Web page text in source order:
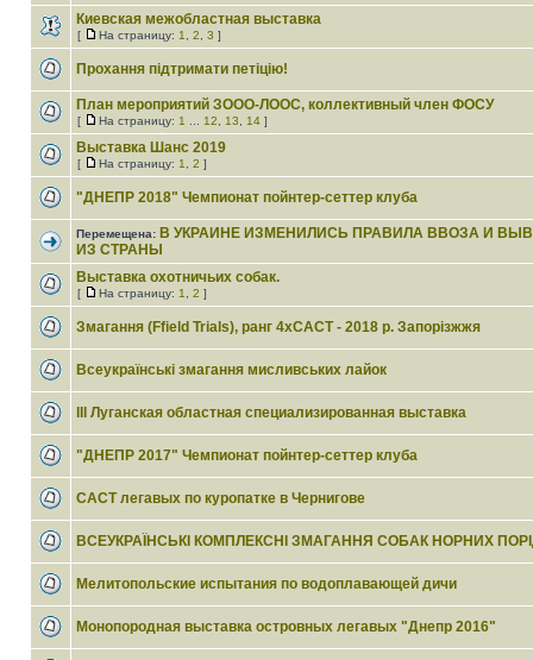
Киевская межобластная выставка
[ На страницу: 1 2 3 ]
Прохання підтримати петіцію!
План мероприятий ЗООО-ЛООС, коллективный член ФОСУ
[ На страницу: 1 12 13 14 ]
Выставка Шанс 2019
[ На страницу: 1 2 ]
"ДНЕПР 2018" Чемпионат пойнтер-сеттер клуба
Перемещена: В УКРАИНЕ ИЗМЕНИЛИСЬ ПРАВИЛА ВВОЗА И
ИЗ СТРАНЫ
Выставка охотничьих собак.
[ На страницу: 1 2 ]
Змагання (Ffield Trials), ранг 4хCACT - 2018 р. Запорізжжя
Всеукраїнські змагання мисливських лайок
lll Луганская областная специализированная выставка
"ДНЕПР 2017" Чемпионат пойнтер-сеттер клуба
САСТ легавых по куропатке в Чернигове
ВСЕУКРАЇНСЬКІ КОМПЛЕКСНІ ЗМАГАННЯ СОБАК НОРНИХ
Мелитопольские испытания по водоплавающей дичи
Монопородная выставка островных легавых "Днепр 2016"